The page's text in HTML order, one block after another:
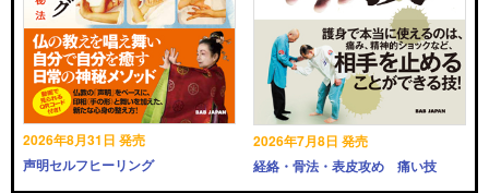
2026年8月31日 発売
声明セルフヒーリング
2026年7月8日 発売
経絡・骨法・表皮攻め 痛い技